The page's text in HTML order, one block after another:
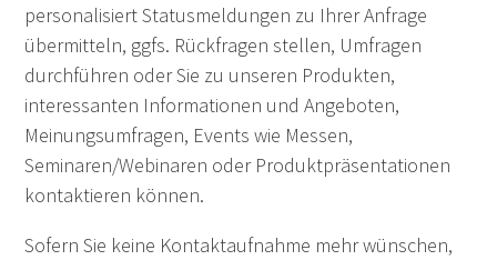
personalisiert Statusmeldungen zu Ihrer Anfrage
übermitteln, ggfs. Rückfragen stellen, Umfragen
durchführen oder Sie zu unseren Produkten,
interessanten Informationen und Angeboten,
Meinungsumfragen, Events wie Messen,
Seminaren/Webinaren oder Produktpräsentationen
kontaktieren können.
Sofern Sie keine Kontaktaufnahme mehr wünschen,